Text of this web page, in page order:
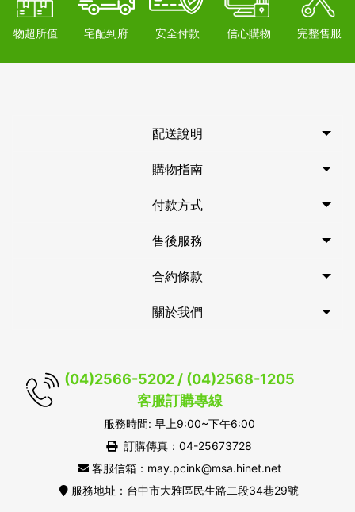
物超所值 宅配到府 安全付款 信心購物 完整售服
配送說明
購物指南
付款方式
售後服務
合約條款
關於我們
(04)2566-5202 / (04)2568-1205
客服訂購專線
服務時間: 早上9:00~下午6:00
訂購傳真：04-25673728
客服信箱：may.pcink@msa.hinet.net
服務地址：台中市大雅區民生路二段34巷29號